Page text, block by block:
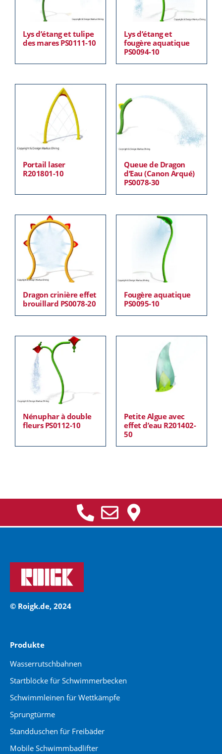
Lys d’étang et tulipe
des mares PS0111-10
Lys d’étang et
fougère aquatique
PS0094-10
Portail laser
R201801-10
Queue de Dragon
d’Eau (Canon Arqué)
PS0078-30
Dragon crinière effet
brouillard PS0078-20
Fougère aquatique
PS0095-10
Nénuphar à double
fleurs PS0112-10
Petite Algue avec
effet d’eau R201402-
50
© Roigk.de, 2024
Produkte
Wasserrutschbahnen
Startblöcke für Schwimmerbecken
Schwimmleinen für Wettkämpfe
Sprungtürme
Standduschen für Freibäder
Mobile Schwimmbadlifter